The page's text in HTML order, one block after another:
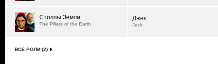
Столпы Земли
The Pillars of the Earth
Джек
Jack
ВСЕ РОЛИ (2)